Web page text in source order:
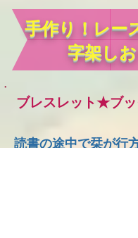
手作り！レー
字架し
ブレスレット★ブ
読書の途中で栞が行